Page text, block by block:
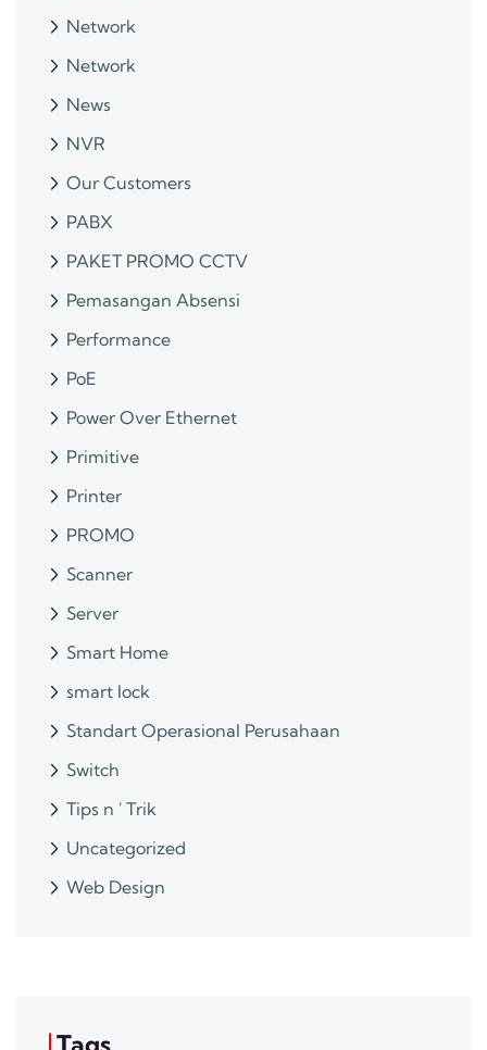
Network
Network
News
NVR
Our Customers
PABX
PAKET PROMO CCTV
Pemasangan Absensi
Performance
PoE
Power Over Ethernet
Primitive
Printer
PROMO
Scanner
Server
Smart Home
smart lock
Standart Operasional Perusahaan
Switch
Tips n ' Trik
Uncategorized
Web Design